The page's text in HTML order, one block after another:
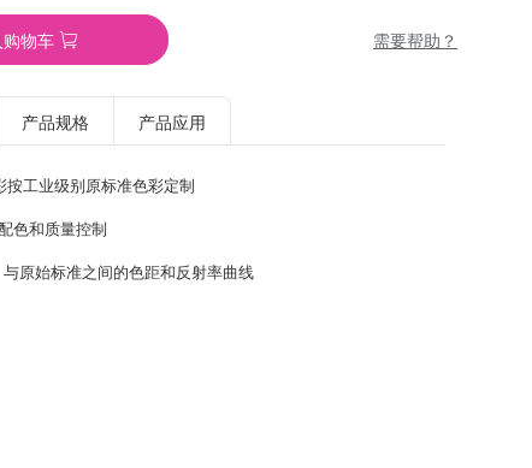
物车 需要帮助？
产品规格 产品应用
按工业级别原标准色彩定制
色和质量控制
与原始标准之间的色距和反射率曲线